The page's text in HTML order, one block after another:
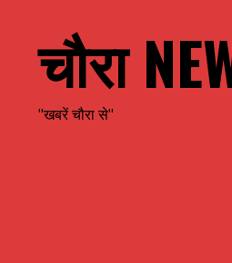
चौरा
"खबरें चौरा से"